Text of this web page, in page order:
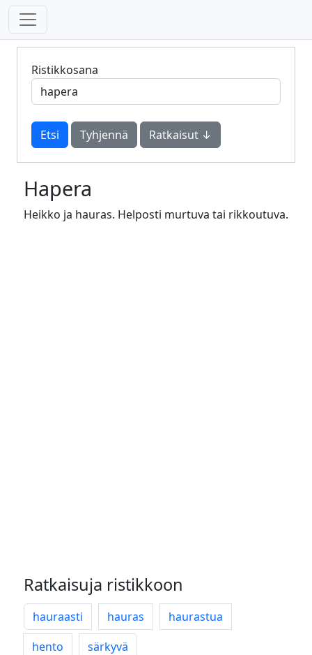
Ristikkosana
Tyhjennä Ratkaisut ↓
Hapera
Heikko ja hauras. Helposti murtuva tai rikkoutuva.
Ratkaisuja ristikkoon
hauraasti hauras
haurastua
hento
särkyvä